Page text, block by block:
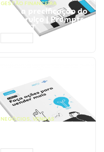
GESTÃO FINANCEIRA
Faça a precificação do
seu serviço | Prompts
ChatGPT
NEGÓCIOS, VENDAS